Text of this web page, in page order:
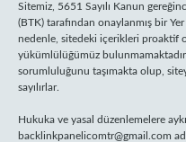
Sitemiz, 5651 Sayılı Kanun
(BTK) tarafından onaylanmış bir
nedenle, sitedeki içerikleri proaktif
yükümlülüğümüz
sorumluluğunu taşımakta olup,
sayılırlar.
Hukuka ve yasal düzenlemelere
backlinkpanelicomtr@gmail.com